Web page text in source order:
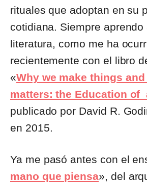
rituales que adoptan en su
cotidiana. Siempre
literatura, como me ha
recientemente con el libro
«Why we make things
matters: the Education of
publicado por David R.
en 2015.
Ya me pasó antes con el
mano que piensa», del